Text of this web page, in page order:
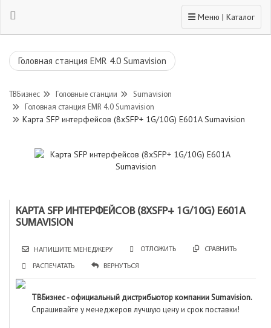
Toggle navigation
Меню | Каталог
Головная станция EMR 4.0 Sumavision
ТВБизнес Головные станции
Sumavision
Головная станция EMR 4.0 Sumavision
Карта SFP интерфейсов (8xSFP+ 1G/10G) E601A Sumavision
КАРТА SFP ИНТЕРФЕЙСОВ (8XSFP+ 1G/10G) E601A
SUMAVISION
НАПИШИТЕ МЕНЕДЖЕРУ ОТЛОЖИТЬ СРАВНИТЬ
РАСПЕЧАТАТЬ ВЕРНУТЬСЯ
ТВБизнес - официальный дистрибьютор компании Sumavision.
Спрашивайте у менеджеров лучшую цену и срок поставки!